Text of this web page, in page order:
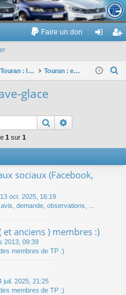
Volkswagen Touran
Faire un don
ne nr
Touran : les équipements électriques et électroniques Touran : essuie-glaces et lave-glace
c
glace
Rechercher
1 sur 1
sociaux (Facebook,
13 oct. 2025, 16:19
demande, observations, ...
anciens ) membres :)
2013, 09:39
membres de TP :)
juil. 2025, 21:25
membres de TP :)